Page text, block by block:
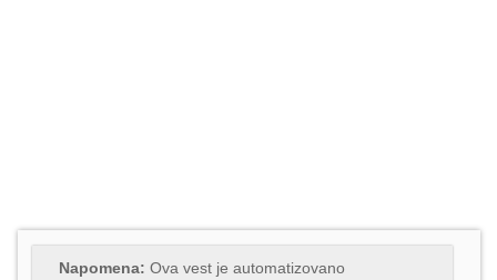
Napomena: Ova vest je automatizovano